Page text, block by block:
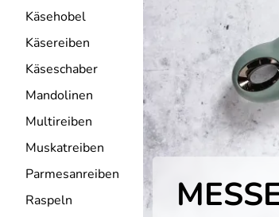
Käsehobel
Käsereiben
Käseschaber
Mandolinen
Multireiben
Muskatreiben
Parmesanreiben
Raspeln